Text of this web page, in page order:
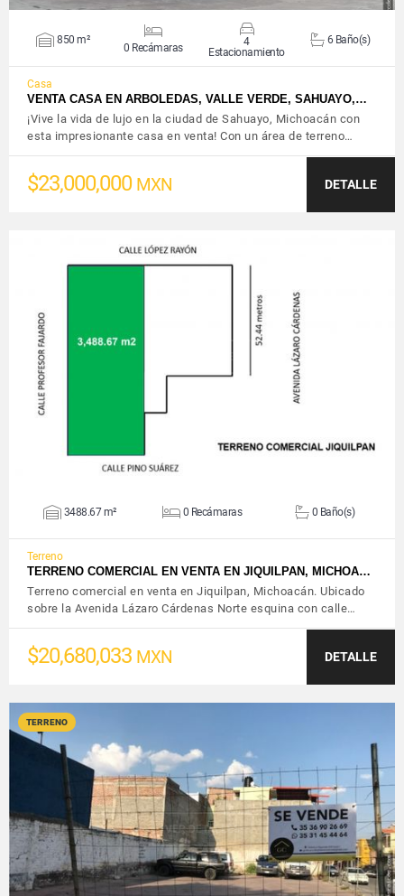
850 m²
0 Recámaras
4
Estacionamiento
6 Baño(s)
Casa
VENTA CASA EN ARBOLEDAS, VALLE VERDE, SAHUAYO,…
¡Vive la vida de lujo en la ciudad de Sahuayo, Michoacán con
esta impresionante casa en venta! Con un área de terreno…
$23,000,000 MXN DETALLE
VER DETALLES
3488.67 m² 0 Recámaras 0 Baño(s)
Terreno
TERRENO COMERCIAL EN VENTA EN JIQUILPAN, MICHOA…
Terreno comercial en venta en Jiquilpan, Michoacán. Ubicado
sobre la Avenida Lázaro Cárdenas Norte esquina con calle…
$20,680,033 MXN DETALLE
TERRENO
VER DETALLES